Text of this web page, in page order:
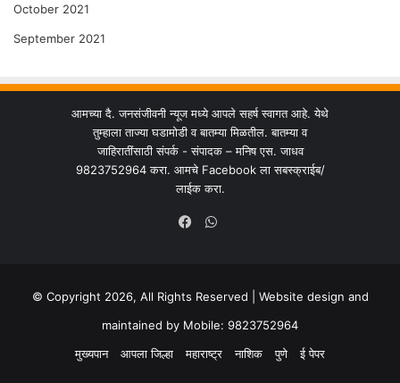
October 2021
September 2021
आमच्या दै. जनसंजीवनी न्यूज मध्ये आपले सहर्ष स्वागत आहे. येथे
तुम्हाला ताज्या घडामोडी व बातम्या मिळतील. बातम्या व
जाहिरातींसाठी संपर्क - संपादक – मनिष एस. जाधव
9823752964 करा. आमचे Facebook ला सबस्क्राईब/
लाईक करा.
WhatsApp
© Copyright 2026, All Rights Reserved | Website design and
maintained by Mobile: 9823752964
मुख्यपान
आपला जिल्हा महाराष्ट्र नाशिक पुणे ई पेपर